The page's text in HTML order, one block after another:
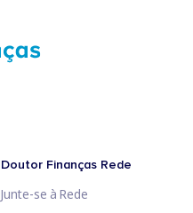
Doutor Finanças Rede
Junte-se à Rede